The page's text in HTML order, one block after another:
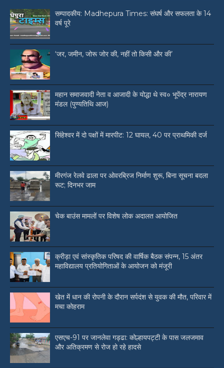
सम्पादकीय: Madhepura Times: संघर्ष और सफलता के 14
वर्ष पूरे
‘जर, जमीन, जोरू जोर की, नहीं तो किसी और की’
महान समाजवादी नेता व आजादी के योद्धा थे स्व० भूपेंद्र नारायण
मंडल (पुण्यतिथि आज)
सिंहेश्वर में दो पक्षों में मारपीट: 12 घायल, 40 पर प्राथमिकी दर्ज
मीरगंज रेलवे ढाला पर ओवरब्रिज निर्माण शुरू, बिना सूचना बदला
रूट; दिनभर जाम
चेक बाउंस मामलों पर विशेष लोक अदालत आयोजित
क्रीड़ा एवं सांस्कृतिक परिषद की वार्षिक बैठक संपन्न, 15 अंतर
महाविद्यालय प्रतियोगिताओं के आयोजन को मंजूरी
खेत में धान की रोपनी के दौरान सर्पदंश से युवक की मौत, परिवार में
मचा कोहराम
एसएच-91 पर जानलेवा गड्ढा: कोल्हायपट्टी के पास जलजमाव
और अतिक्रमण से रोज हो रहे हादसे